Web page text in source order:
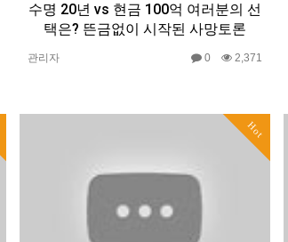
수명 20년 vs 현금 100억 여러분의 선
택은? 뜬금없이 시작된 사망토론
관리자 0 2,371
Hot